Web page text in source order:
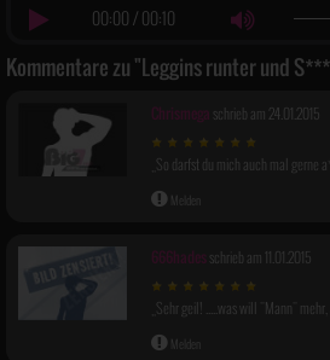
00:00/00:10
Kommentare zu "Leggins runter und
Chrismega schrieb am 24.01.2015
So darfst du mich auch mal gerne
Melden
666hades schrieb am 11.01.2015
Sehr geil! .....was will "Mann"
Melden